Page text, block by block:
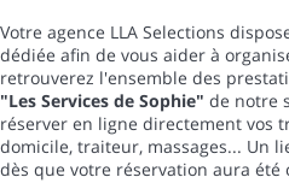
Votre agence LLA Selections
dédiée afin de vous aider à
retrouverez l'ensemble des
"Les Services de Sophie" de notre
réserver en ligne directement vos
domicile, traiteur, massages... Un
dès que votre réservation aura été